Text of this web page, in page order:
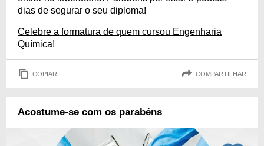
dias de segurar o seu diploma!
Celebre a formatura de quem cursou Engenharia
Química!
COPIAR COMPARTILHAR
Acostume-se com os parabéns